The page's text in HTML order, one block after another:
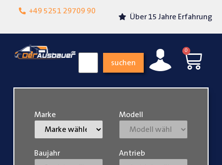
+49 5251 29709 90
Lokalgeschäft in
Über 15 Jahre Erfahrung
suchen
0
Marke Modell
Baujahr Antrieb